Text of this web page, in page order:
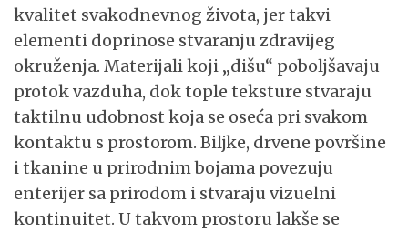
kvalitet svakodnevnog života, jer takvi
elementi doprinose stvaranju zdravijeg
okruženja. Materijali koji „dišu“ poboljšavaju
protok vazduha, dok tople teksture stvaraju
taktilnu udobnost koja se oseća pri svakom
kontaktu s prostorom. Biljke, drvene površine
i tkanine u prirodnim bojama povezuju
enterijer sa prirodom i stvaraju vizuelni
kontinuitet. U takvom prostoru lakše se